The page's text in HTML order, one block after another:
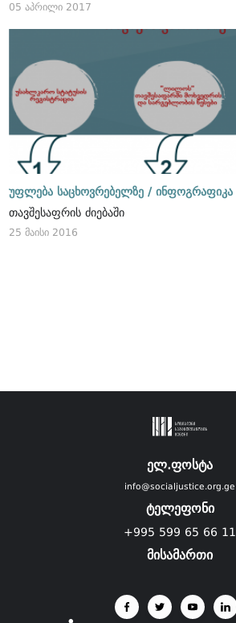
05 აპრილი 2017
უფლება საცხოვრებელზე / ინფოგრაფიკა
თავშესაფრის ძიებაში
25 მაისი 2016
ელ.ფოსტა
info@socialjustice.org.ge
ტელეფონი
+995 599 65 66 11
მისამართი